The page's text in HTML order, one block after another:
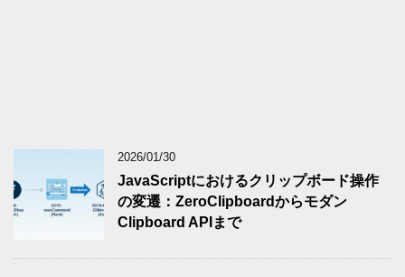
2026/01/30
JavaScriptにおけるクリップボード操作
の変遷：ZeroClipboardからモダン
Clipboard APIまで